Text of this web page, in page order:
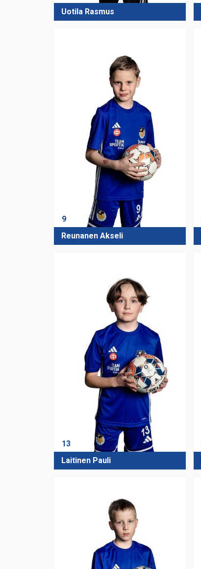
Uotila Rasmus
9
Reunanen Akseli
13
Laitinen Pauli